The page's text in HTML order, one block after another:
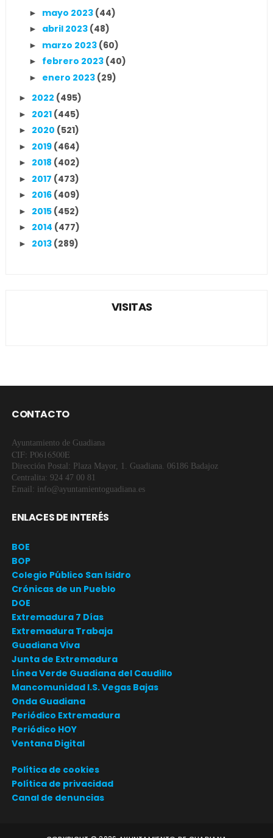
► mayo 2023 (44)
► abril 2023 (48)
► marzo 2023 (60)
► febrero 2023 (40)
► enero 2023 (29)
► 2022 (495)
► 2021 (445)
► 2020 (521)
► 2019 (464)
► 2018 (402)
► 2017 (473)
► 2016 (409)
► 2015 (452)
► 2014 (477)
► 2013 (289)
VISITAS
CONTACTO
Ayuntamiento de Guadiana
CIF: P0616500E
Dirección Postal: Plaza Mayor, 1. Guadiana. 06186 Badajoz
Centralita: 924 47 00 81
Email: info@ayuntamientoguadiana.es
ENLACES DE INTERÉS
BOE
BOP
Colegio Público San Isidro
Crónicas de un Pueblo
DOE
Extremadura 7 Días
Extremadura Trabaja
Guadiana Viva
Junta de Extremadura
Línea Verde Guadiana del Caudillo
Mancomunidad I.S. Vegas Bajas
Onda Guadiana
Periódico Extremadura
Periódico HOY
Ventana Digital
Política de cookies
Política de privacidad
Canal de denuncias